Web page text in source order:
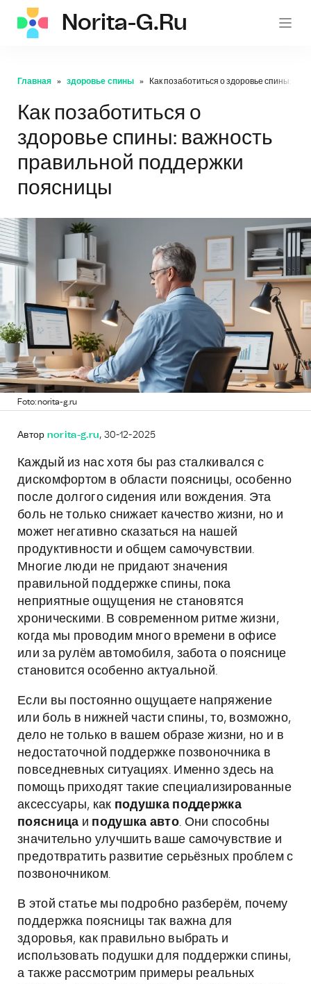
Norita-G.ru
Главная здоровье спины Как позаботиться о здоровье спины:
Как позаботиться о
здоровье спины: важность
правильной поддержки
поясницы
Foto: norita-g.ru
Автор norita-g.ru, 30-12-2025
Каждый из нас хотя бы раз сталкивался с
дискомфортом в области поясницы, особенно
после долгого сидения или вождения. Эта
боль не только снижает качество жизни, но и
может негативно сказаться на нашей
продуктивности и общем самочувствии.
Многие люди не придают значения
правильной поддержке спины, пока
неприятные ощущения не становятся
хроническими. В современном ритме жизни,
когда мы проводим много времени в офисе
или за рулём автомобиля, забота о пояснице
становится особенно актуальной.
Если вы постоянно ощущаете напряжение
или боль в нижней части спины, то, возможно,
дело не только в вашем образе жизни, но и в
недостаточной поддержке позвоночника в
повседневных ситуациях. Именно здесь на
помощь приходят такие специализированные
аксессуары, как подушка поддержка
поясница и подушка авто. Они способны
значительно улучшить ваше самочувствие и
предотвратить развитие серьёзных проблем с
позвоночником.
В этой статье мы подробно разберём, почему
поддержка поясницы так важна для
здоровья, как правильно выбрать и
использовать подушки для поддержки спины,
а также рассмотрим примеры реальных